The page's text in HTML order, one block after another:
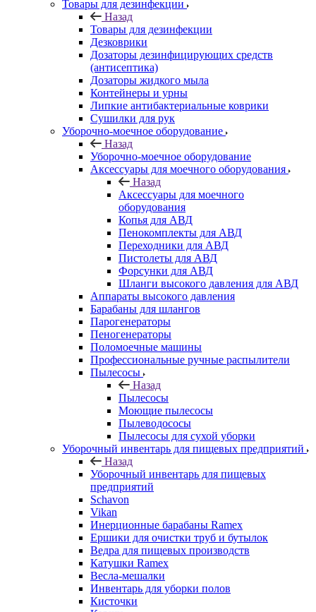
Товары для дезинфекции
Назад
Товары для дезинфекции
Дезковрики
Дозаторы дезинфицирующих средств
(антисептика)
Дозаторы жидкого мыла
Контейнеры и урны
Липкие антибактериальные коврики
Сушилки для рук
Уборочно-моечное оборудование
Назад
Уборочно-моечное оборудование
Аксессуары для моечного оборудования
Назад
Аксессуары для моечного
оборудования
Копья для АВД
Пенокомплекты для АВД
Переходники для АВД
Пистолеты для АВД
Форсунки для АВД
Шланги высокого давления для АВД
Аппараты высокого давления
Барабаны для шлангов
Парогенераторы
Пеногенераторы
Поломоечные машины
Профессиональные ручные распылители
Пылесосы
Назад
Пылесосы
Моющие пылесосы
Пылеводососы
Пылесосы для сухой уборки
Уборочный инвентарь для пищевых предприятий
Назад
Уборочный инвентарь для пищевых
предприятий
Schavon
Vikan
Инерционные барабаны Ramex
Ершики для очистки труб и бутылок
Ведра для пищевых производств
Катушки Ramex
Весла-мешалки
Инвентарь для уборки полов
Кисточки